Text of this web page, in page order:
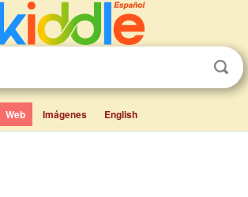
Web Imágenes English